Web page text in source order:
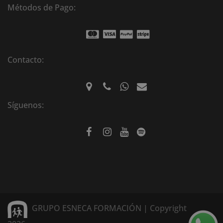
Métodos de Pago:
Contacto:
Síguenos:
GRUPO ESNECA FORMACIÓN | Copyright